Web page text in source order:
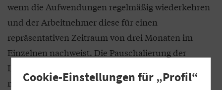
wenn die Aufwendungen regelmäßig wiederkehren
und der Arbeitnehmer diese für einen
repräsentativen Zeitraum von drei Monaten im
Einzelnen nachweist. Die Pauschalierung der
Lohnsteuer auf Grundlage des durchschnittlichen
nachgewiesenen Betrags ist grundsätzlich so lange
Cookie-Einstellungen für „Profil“